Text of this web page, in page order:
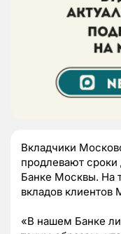
Вкладчики
продлевают сроки
Банке Москвы. На
вкладов
«В нашем Банке